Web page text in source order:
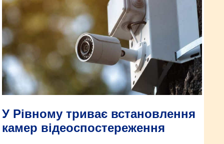
У Рівному триває встановлення
камер відеоспостереження